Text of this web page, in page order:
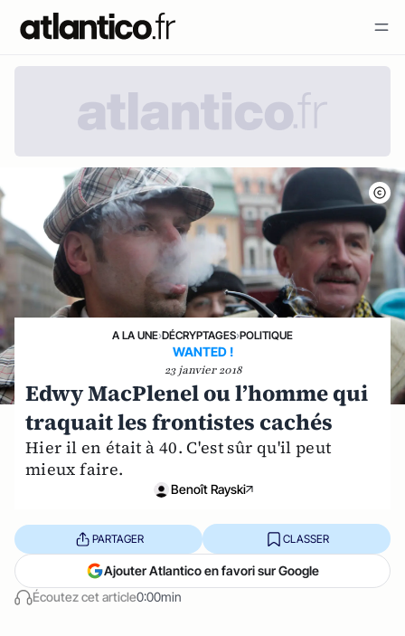
A LA UNE›DÉCRYPTAGES›POLITIQUE
WANTED !
23 janvier 2018
Edwy MacPlenel ou l’homme qui
traquait les frontistes cachés
Hier il en était à 40. C'est sûr qu'il peut
mieux faire.
Benoît Rayski
Écoutez cet article0:00min
PARTAGER CLASSER
Ajouter Atlantico en favori sur Google